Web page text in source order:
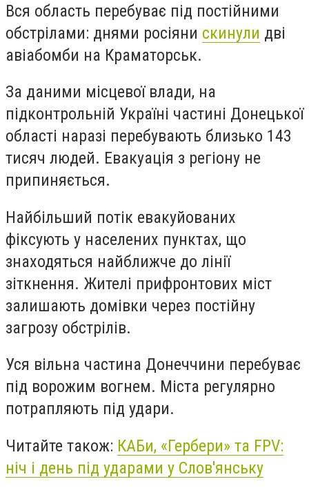
Вся область перебуває під постійними
обстрілами: днями росіяни скинули дві
авіабомби на Краматорськ.
За даними місцевої влади, на
підконтрольній Україні частині Донецької
області наразі перебувають близько 143
тисяч людей. Евакуація з регіону не
припиняється.
Найбільший потік евакуйованих
фіксують у населених пунктах, що
знаходяться найближче до лінії
зіткнення. Жителі прифронтових міст
залишають домівки через постійну
загрозу обстрілів.
Уся вільна частина Донеччини перебуває
під ворожим вогнем. Міста регулярно
потрапляють під удари.
Читайте також: КАБи, «Гербери» та FPV:
ніч і день під ударами у Слов'янську